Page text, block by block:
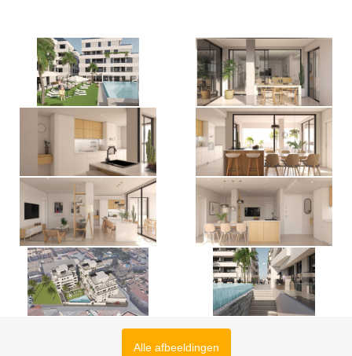
Alle afbeeldingen